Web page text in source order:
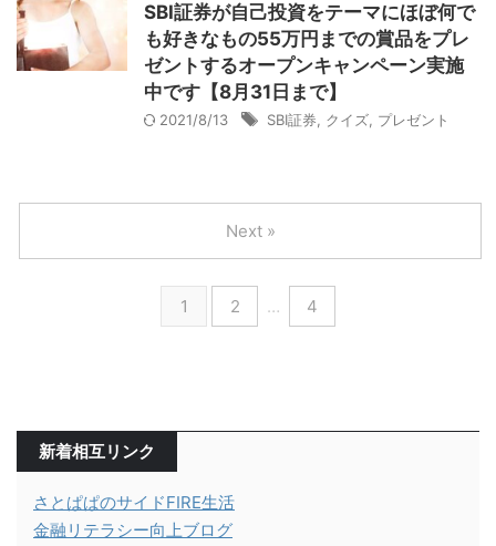
SBI証券が自己投資をテーマにほぼ何で
も好きなもの55万円までの賞品をプレ
ゼントするオープンキャンペーン実施
中です【8月31日まで】
2021/8/13 SBI証券 クイズ プレゼント
1 2 … 4
Next »
新着相互リンク
さとぱぱのサイドFIRE生活
金融リテラシー向上ブログ